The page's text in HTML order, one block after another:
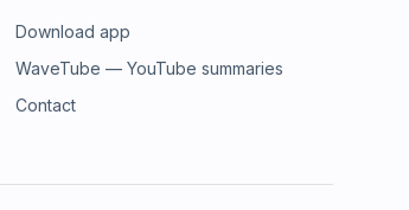
Download app
WaveTube — YouTube summaries
Contact